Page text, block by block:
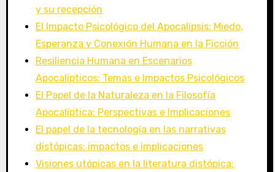
y su recepción
El Impacto Psicológico del Apocalipsis: Miedo,
Esperanza y Conexión Humana en la Ficción
Resiliencia Humana en Escenarios
Apocalípticos: Temas e Impactos Psicológicos
El Papel de la Naturaleza en la Filosofía
Apocalíptica: Perspectivas e Implicaciones
El papel de la tecnología en las narrativas
distópicas: impactos e implicaciones
Visiones utópicas en la literatura distópica: